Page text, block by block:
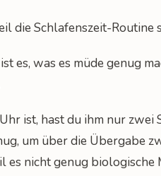
die Schlafenszeit-Routine
es, was es müde genug
ist, hast du ihm nur zwei
um über die Übergabe
nicht genug biologische